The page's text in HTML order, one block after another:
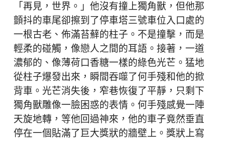
「再見，世界。」他沒有撞上獨角獸，但他那
顫抖的車尾卻擦到了停車塔三號車位入口處的
一根古老、佈滿苔蘚的柱子。不是撞擊，而是
輕柔的碰觸，像戀人之間的耳語。接著，一道
濃郁的、像薄荷口香糖一樣的綠色光芒。猛地
從柱子爆發出來，瞬間吞噬了何手殘和他的掀
背車。光芒消失後，窄巷恢復了平靜，只剩下
獨角獸雕像一臉困惑的表情。何手殘感覺一陣
天旋地轉，等他回過神來，他的車子竟然垂直
停在一個貼滿了巨大獎狀的牆壁上。獎狀上寫